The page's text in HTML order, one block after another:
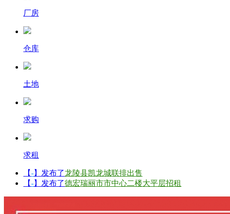
厂房
仓库
土地
求购
求租
【-】发布了龙陵县凯龙城联排出售
【-】发布了德宏瑞丽市市中心二楼大平层招租